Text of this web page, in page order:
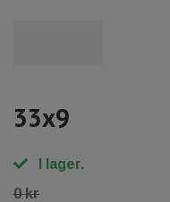
33x9
I lager.
0 kr